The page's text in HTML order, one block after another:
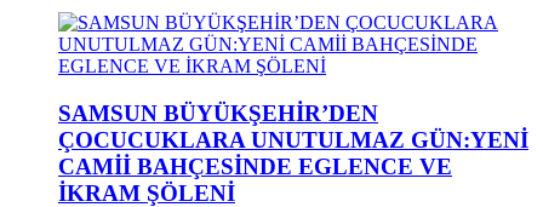
SAMSUN BÜYÜKŞEHİR’DEN
ÇOCUCUKLARA UNUTULMAZ GÜN:YENİ
CAMİİ BAHÇESİNDE EGLENCE VE
İKRAM ŞÖLENİ